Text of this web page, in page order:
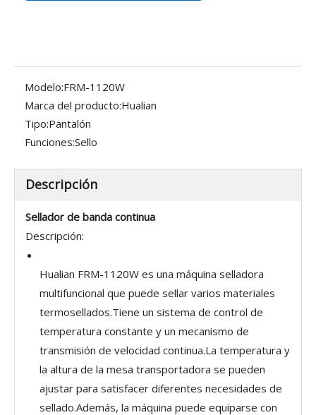
Modelo:FRM-1120W
Marca del producto:Hualian
Tipo:Pantalón
Funciones:Sello
Descripción
Sellador de banda continua
Descripción:
Hualian FRM-1120W es una máquina selladora
multifuncional que puede sellar varios materiales
termosellados.Tiene un sistema de control de
temperatura constante y un mecanismo de
transmisión de velocidad continua.La temperatura y
la altura de la mesa transportadora se pueden
ajustar para satisfacer diferentes necesidades de
sellado.Además, la máquina puede equiparse con